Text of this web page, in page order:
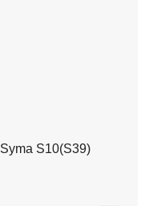
Syma S10(S39)